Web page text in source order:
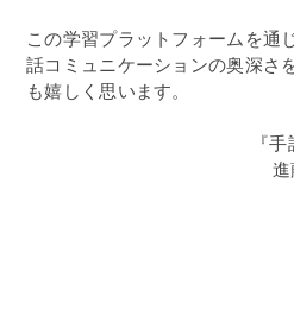
この学習プラットフォームを通
話コミュニケーションの奥深さ
も嬉しく思います。
『